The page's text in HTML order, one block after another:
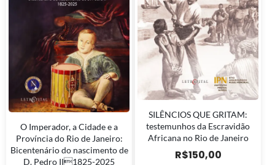
O Imperador, a Cidade e a
Província do Rio de Janeiro:
Bicentenário do nascimento de
D. Pedro II1825-2025
SILÊNCIOS QUE GRITAM:
testemunhos da Escravidão
Africana no Rio de Janeiro
R$150,00